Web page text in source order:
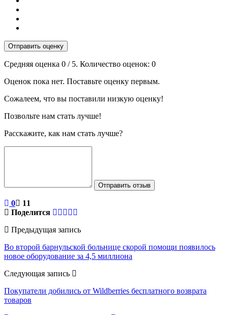
Отправить оценку
Средняя оценка 0 / 5. Количество оценок: 0
Оценок пока нет. Поставьте оценку первым.
Сожалеем, что вы поставили низкую оценку!
Позвольте нам стать лучше!
Расскажите, как нам стать лучше?
Отправить отзыв
0
11
Поделится
Предыдущая запись
Во второй барнульской больнице скорой помощи появилось
новое оборудование за 4,5 миллиона
Следующая запись
Покупатели добились от Wildberries бесплатного возврата
товаров